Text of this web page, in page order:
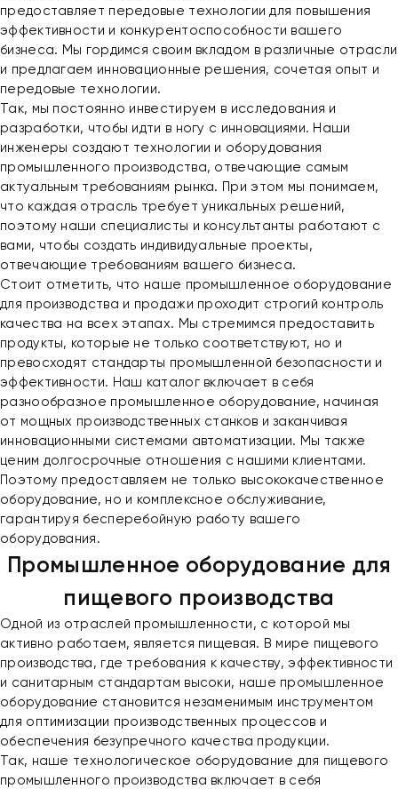
предоставляет передовые технологии для повышения
эффективности и конкурентоспособности вашего
бизнеса. Мы гордимся своим вкладом в различные отрасли
и предлагаем инновационные решения, сочетая опыт и
передовые технологии.
Так, мы постоянно инвестируем в исследования и
разработки, чтобы идти в ногу с инновациями. Наши
инженеры создают технологии и оборудования
промышленного производства, отвечающие самым
актуальным требованиям рынка. При этом мы понимаем,
что каждая отрасль требует уникальных решений,
поэтому наши специалисты и консультанты работают с
вами, чтобы создать индивидуальные проекты,
отвечающие требованиям вашего бизнеса.
Стоит отметить, что наше промышленное оборудование
для производства и продажи проходит строгий контроль
качества на всех этапах. Мы стремимся предоставить
продукты, которые не только соответствуют, но и
превосходят стандарты промышленной безопасности и
эффективности. Наш каталог включает в себя
разнообразное промышленное оборудование, начиная
от мощных производственных станков и заканчивая
инновационными системами автоматизации. Мы также
ценим долгосрочные отношения с нашими клиентами.
Поэтому предоставляем не только высококачественное
оборудование, но и комплексное обслуживание,
гарантируя бесперебойную работу вашего
оборудования.
Промышленное оборудование для
пищевого производства
Одной из отраслей промышленности, с которой мы
активно работаем, является пищевая. В мире пищевого
производства, где требования к качеству, эффективности
и санитарным стандартам высоки, наше промышленное
оборудование становится незаменимым инструментом
для оптимизации производственных процессов и
обеспечения безупречного качества продукции.
Так, наше технологическое оборудование для пищевого
промышленного производства включает в себя